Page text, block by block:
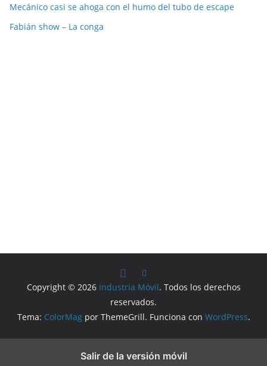
Mecánico casi se ahoga con el humo del tubo de escape
Fabián show – La conga
Copyright © 2026 Industria Móvil. Todos los derechos
reservados.
Tema: ColorMagpor ThemeGrill. Funciona con WordPress.
Salir de la versión móvil